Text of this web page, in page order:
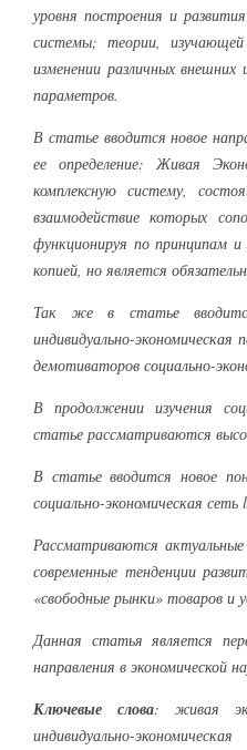
уровня построения и
системы; теории,
изменении различных внешних
параметров.
В статье вводится новое
ее определение: Живая
комплексную систему,
взаимодействие которых
функционируя по принципам
копией, но является
Так же в статье вводится
индивидуально-
демотиваторов социально-
В продолжении изучения
статье рассматриваются
В статье вводится новое
социально-экономическая сеть
Рассматриваются актуальные
современные тенденции
«свободные рынки» товаров и
Данная статья является
направления в экономической
Ключевые слова: живая
индивидуально-